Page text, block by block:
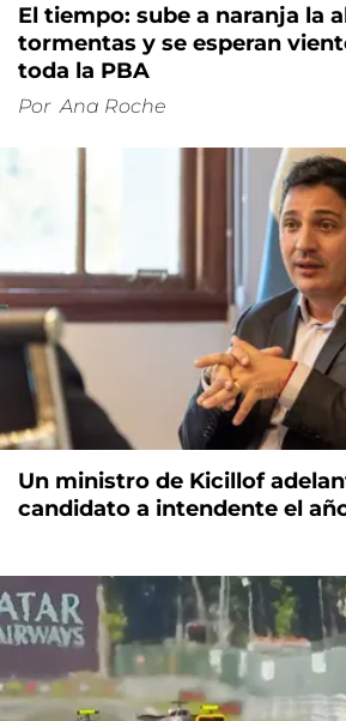
El tiempo: sube a naranja la
tormentas y se esperan
toda la PBA
Por Ana Roche
Un ministro de Kicillof
candidato a intendente el